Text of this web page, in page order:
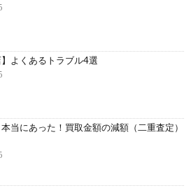
】よくあるトラブル4選
本当にあった！買取金額の減額（二重査定）